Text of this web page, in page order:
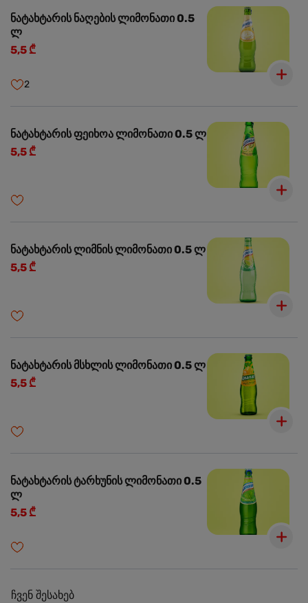
ნატახტარის ნაღების ლიმონათი 0.5
ლ
5,5 ₾
2
ნატახტარის ფეიხოა ლიმონათი 0.5 ლ
5,5 ₾
ნატახტარის ლიმნის ლიმონათი 0.5 ლ
5,5 ₾
ნატახტარის მსხლის ლიმონათი 0.5 ლ
5,5 ₾
ნატახტარის ტარხუნის ლიმონათი 0.5
ლ
5,5 ₾
ჩვენ შესახებ